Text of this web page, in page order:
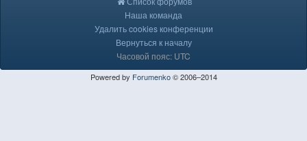
Наша команда
Удалить cookies конференции
Вернуться к началу
Часовой пояс: UTC
Powered by Forumenko© 2006–2014